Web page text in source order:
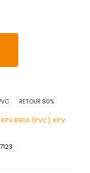
KPV B900 (PVC), KPV
RETOUR 80%